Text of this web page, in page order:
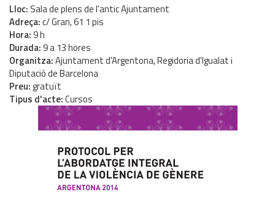
Lloc Sala de plens de l'antic Ajuntament
Adreça c/ Gran, 61 1 pis
Hora 9 h
Durada 9 a 13 hores
Organitza Ajuntament d'Argentona, Regidoria d'Igualat i
Diputació de Barcelona
Preu gratuït
Tipus d'acte Cursos